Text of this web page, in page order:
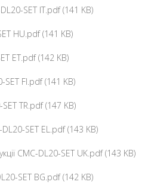
SET IT.pdf (141 KB)
HU.pdf (141 KB)
ET.pdf (142 KB)
FI.pdf (141 KB)
TR.pdf (147 KB)
SET EL.pdf (143 KB)
CMC-DL20-SET UK.pdf (143 KB)
SET BG.pdf (142 KB)